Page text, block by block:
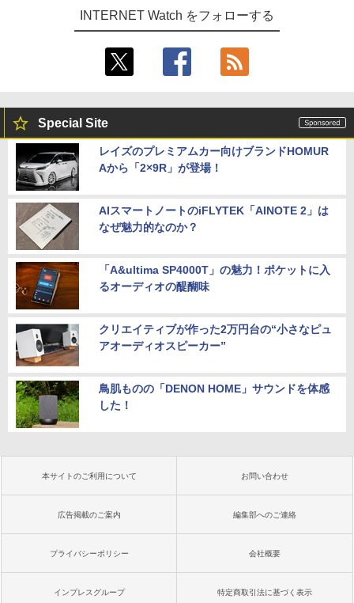
INTERNET Watch をフォローする
Special Site
レイズのプレミアムカー向けブランドHOMUR
Aから「2×9R」が登場！
AIスマートノートのiFLYTEK「AINOTE 2」は
なぜ魅力的なのか？
「A&ultima SP4000T」の魅力！ポケットに入
るオーディオの醍醐味
クリエイティブが作った2万円台の“小さなピュ
アオーディオスピーカー”
鳥肌ものの「DENON HOME」サウンドを体感
した！
本サイトのご利用について お問い合わせ
広告掲載のご案内 編集部へのご連絡
プライバシーポリシー 会社概要
インプレスグループ 特定商取引法に基づく表示